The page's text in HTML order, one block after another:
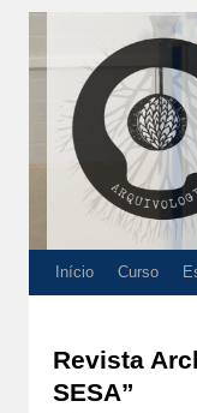
Início Curso
Revista
SESA”